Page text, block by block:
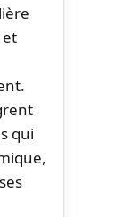
qui